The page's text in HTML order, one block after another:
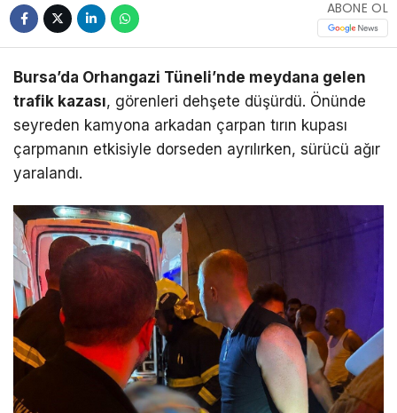
ABONE OL
Bursa’da Orhangazi Tüneli’nde meydana gelen
trafik kazası, görenleri dehşete düşürdü. Önünde
seyreden kamyona arkadan çarpan tırın kupası
çarpmanın etkisiyle dorseden ayrılırken, sürücü ağır
yaralandı.